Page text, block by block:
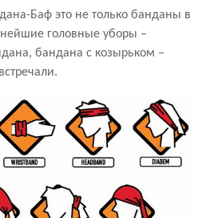
Баф это не только банданы в
головные уборы –
бандана с козырьком –